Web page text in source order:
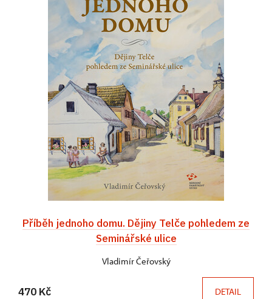
Příběh jednoho domu. Dějiny Telče pohledem ze
Seminářské ulice
Vladimír Čeřovský
470 Kč DETAIL